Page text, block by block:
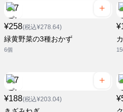
¥258(税込¥278.64)
緑黄野菜の3種おかず
6個
¥188(税込¥203.04)